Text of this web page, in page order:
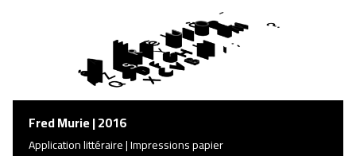
Fred Murie | 2016
Application littéraire | Impressions papier